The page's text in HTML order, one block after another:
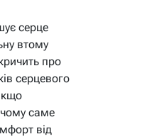
серце
втому
про
серцевого
саме
від